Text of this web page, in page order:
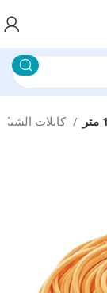
كابلات الشبكات